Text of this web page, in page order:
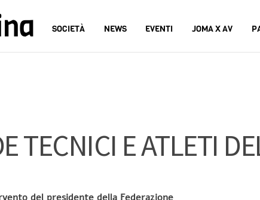
SOCIETÀ NEWS EVENTI JOMA X AV
TECNICI E ATLETI